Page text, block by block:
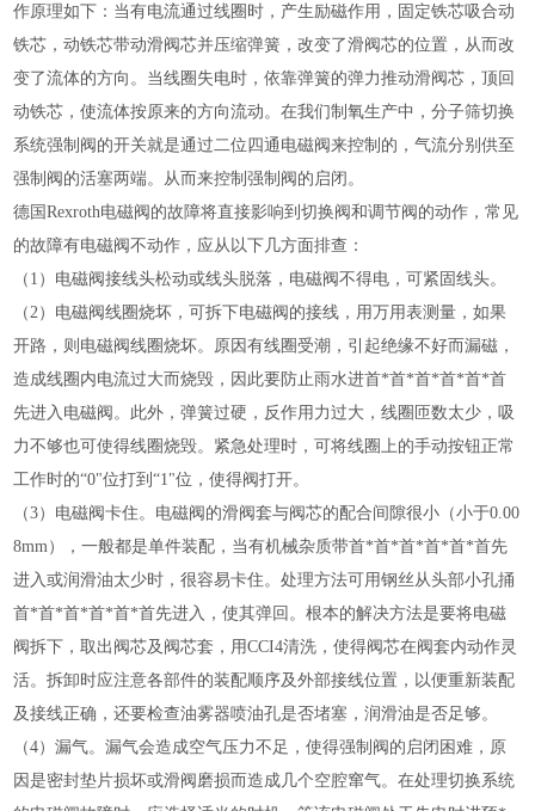
作原理如下：当有电流通过线圈时，产生励磁作用，固定铁芯吸合动
铁芯，动铁芯带动滑阀芯并压缩弹簧，改变了滑阀芯的位置，从而改
变了流体的方向。当线圈失电时，依靠弹簧的弹力推动滑阀芯，顶回
动铁芯，使流体按原来的方向流动。在我们制氧生产中，分子筛切换
系统强制阀的开关就是通过二位四通电磁阀来控制的，气流分别供至
强制阀的活塞两端。从而来控制强制阀的启闭。
德国Rexroth电磁阀的故障将直接影响到切换阀和调节阀的动作，常见
的故障有电磁阀不动作，应从以下几方面排查：
（1）电磁阀接线头松动或线头脱落，电磁阀不得电，可紧固线头。
（2）电磁阀线圈烧坏，可拆下电磁阀的接线，用万用表测量，如果
开路，则电磁阀线圈烧坏。原因有线圈受潮，引起绝缘不好而漏磁，
造成线圈内电流过大而烧毁，因此要防止雨水进首*首*首*首*首*首
先进入电磁阀。此外，弹簧过硬，反作用力过大，线圈匝数太少，吸
力不够也可使得线圈烧毁。紧急处理时，可将线圈上的手动按钮正常
工作时的“0"位打到“1"位，使得阀打开。
（3）电磁阀卡住。电磁阀的滑阀套与阀芯的配合间隙很小（小于0.00
8mm），一般都是单件装配，当有机械杂质带首*首*首*首*首*首先
进入或润滑油太少时，很容易卡住。处理方法可用钢丝从头部小孔捅
首*首*首*首*首*首先进入，使其弹回。根本的解决方法是要将电磁
阀拆下，取出阀芯及阀芯套，用CCI4清洗，使得阀芯在阀套内动作灵
活。拆卸时应注意各部件的装配顺序及外部接线位置，以便重新装配
及接线正确，还要检查油雾器喷油孔是否堵塞，润滑油是否足够。
（4）漏气。漏气会造成空气压力不足，使得强制阀的启闭困难，原
因是密封垫片损坏或滑阀磨损而造成几个空腔窜气。在处理切换系统